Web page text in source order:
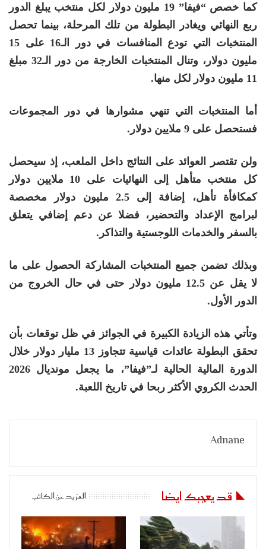
كما خصص “فيفا” 19 مليون دولار لكل منتخب يبلغ الدور
ربع النهائي ويغادر البطولة من تلك المرحلة، بينما تحصل
المنتخبات التي تودع المنافسات في دور الـ16 على 15
مليون دولار، وتنال المنتخبات الخارجة من دور الـ32 مبلغ
11 مليون دولار لكل منها.
أما المنتخبات التي تنهي مشوارها في دور المجموعات
فستحصل على 9 ملايين دولار.
ولن تقتصر العوائد على النتائج داخل الملعب، إذ سيحصل
كل منتخب متأهل إلى النهائيات على 10 ملايين دولار
كمكافأة تأهل، إضافة إلى 2.5 مليون دولار مخصصة
لبرامج الإعداد والتحضير، فضلا عن دعم إضافي يتعلق
بالسفر والخدمات اللوجستية والتذاكر.
وبذلك تضمن جميع المنتخبات المشاركة الحصول على ما
لا يقل عن 12.5 مليون دولار حتى في حال الخروج من
الدور الأول.
وتأتي هذه الزيادة الكبيرة في الجوائز في ظل توقعات بأن
تحقق البطولة عائدات قياسية تتجاوز 13 مليار دولار خلال
الدورة المالية الحالية لـ”فيفا”، ما يجعل مونديال 2026
الحدث الكروي الأكثر ربحا في تاريخ اللعبة.
Adnane
قد يعجبك ايضا المزيد عن الكاتب